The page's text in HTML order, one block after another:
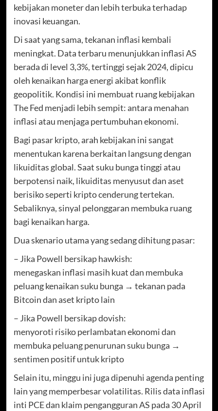
kebijakan moneter dan lebih terbuka terhadap
inovasi keuangan.
Di saat yang sama, tekanan inflasi kembali
meningkat. Data terbaru menunjukkan inflasi AS
berada di level 3,3%, tertinggi sejak 2024, dipicu
oleh kenaikan harga energi akibat konflik
geopolitik. Kondisi ini membuat ruang kebijakan
The Fed menjadi lebih sempit: antara menahan
inflasi atau menjaga pertumbuhan ekonomi.
Bagi pasar kripto, arah kebijakan ini sangat
menentukan karena berkaitan langsung dengan
likuiditas global. Saat suku bunga tinggi atau
berpotensi naik, likuiditas menyusut dan aset
berisiko seperti kripto cenderung tertekan.
Sebaliknya, sinyal pelonggaran membuka ruang
bagi kenaikan harga.
Dua skenario utama yang sedang dihitung pasar:
– Jika Powell bersikap hawkish:
menegaskan inflasi masih kuat dan membuka
peluang kenaikan suku bunga → tekanan pada
Bitcoin dan aset kripto lain
– Jika Powell bersikap dovish:
menyoroti risiko perlambatan ekonomi dan
membuka peluang penurunan suku bunga →
sentimen positif untuk kripto
Selain itu, minggu ini juga dipenuhi agenda penting
lain yang memperbesar volatilitas. Rilis data inflasi
inti PCE dan klaim pengangguran AS pada 30 April